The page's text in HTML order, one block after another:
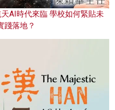
AI時代來臨 學校如何緊貼未
踐落地？